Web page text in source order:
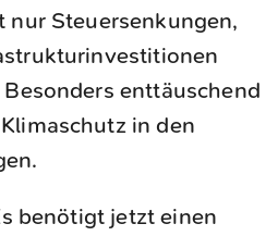
nur Steuersenkungen,
enttäuschend
in den
benötigt jetzt einen